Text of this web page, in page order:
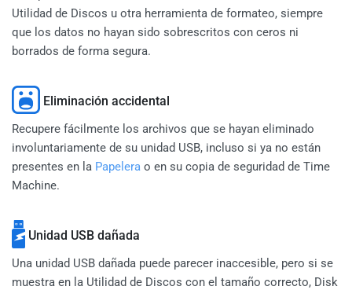
Utilidad de Discos u otra herramienta de formateo, siempre
que los datos no hayan sido sobrescritos con ceros ni
borrados de forma segura.
Eliminación accidental
Recupere fácilmente los archivos que se hayan eliminado
involuntariamente de su unidad USB, incluso si ya no están
presentes en la Papelera o en su copia de seguridad de Time
Machine.
Unidad USB dañada
Una unidad USB dañada puede parecer inaccesible, pero si se
muestra en la Utilidad de Discos con el tamaño correcto, Disk